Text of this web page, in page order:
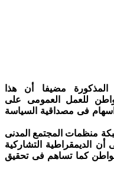
مضيفا أن هذا
للعمل العمومى على
فى مصداقية السياسة
منظمات المجتمع المدنى
الديمقراطية التشاركية
كما تساهم فى تحقيق